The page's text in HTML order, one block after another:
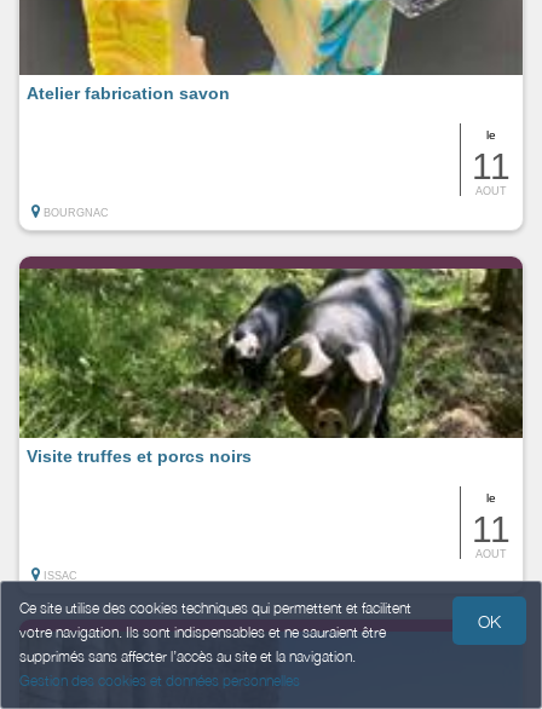
Ce site utilise des cookies techniques qui permettent et facilitent
votre navigation. Ils sont indispensables et ne sauraient être
supprimés sans affecter l’accès au site et la navigation.
Gestion des cookies et données personnelles
OK
le
11
AOUT
Atelier fabrication savon
BOURGNAC
le
11
AOUT
Visite truffes et porcs noirs
ISSAC